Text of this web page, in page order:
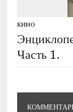
КИНО
Часть 1.